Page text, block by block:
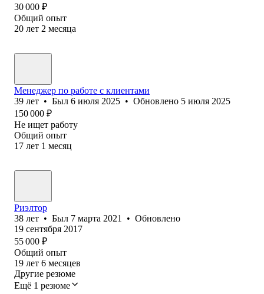
30 000 ₽
Общий опыт
20 лет 2 месяца
Менеджер по работе с клиентами
39 лет • Был 6 июля 2025 • Обновлено 5 июля 2025
150 000 ₽
Не ищет работу
Общий опыт
17 лет 1 месяц
Риэлтор
38 лет • Был 7 марта 2021 • Обновлено
19 сентября 2017
55 000 ₽
Общий опыт
19 лет 6 месяцев
Другие резюме
Ещё 1 резюме